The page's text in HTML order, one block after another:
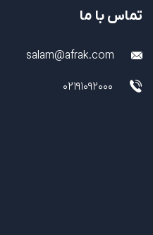
تماس با ما
salam@afrak.com
02191092000